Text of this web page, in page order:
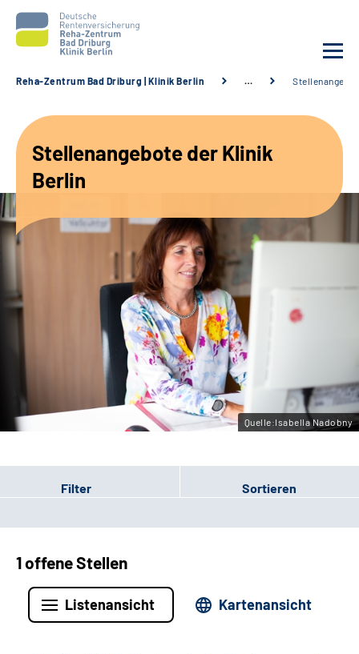
Unsere Angebote
Karriere
Leichte Sprache
Gebärdensprache
Reha-Zentrum Bad Driburg | Klinik Berlin …
Stellenangebote der Klinik
Berlin
Quelle:Isabella Nadobny
Filter Sortieren
1 offene Stellen
Listenansicht Kartenansicht